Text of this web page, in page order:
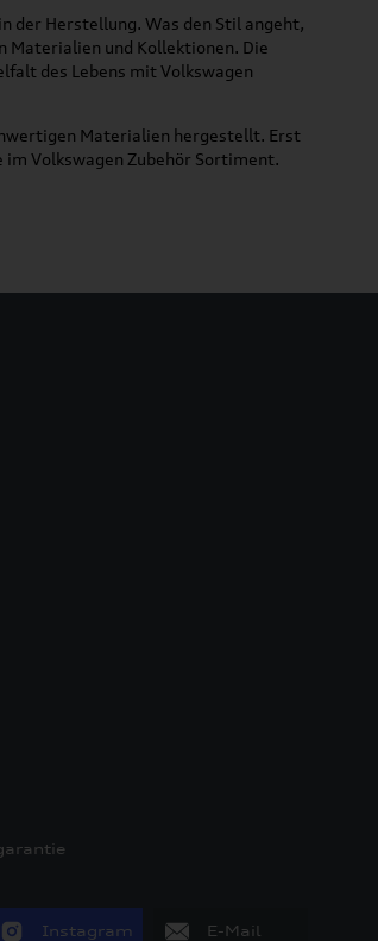
der Herstellung. Was den Stil angeht,
Materialien und Kollektionen. Die
des Lebens mit Volkswagen
Materialien hergestellt. Erst
Volkswagen Zubehör Sortiment.
Instagram E-Mail